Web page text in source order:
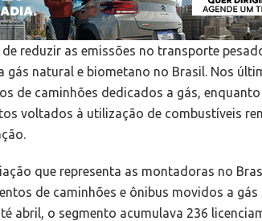
reduzir as emissões no transporte
gás natural e biometano no Brasil. Nos
de caminhões dedicados a gás,
voltados à utilização de combustíveis
que representa as montadoras no
de caminhões e ônibus movidos a gás
abril, o segmento acumulava 236